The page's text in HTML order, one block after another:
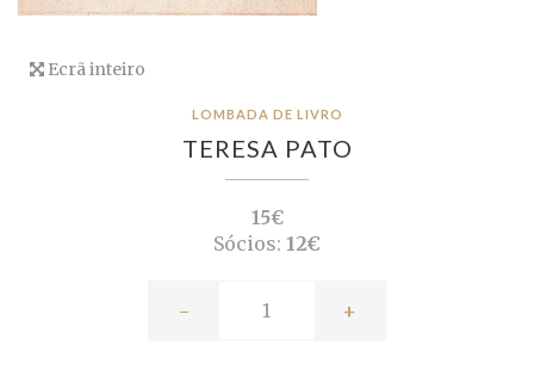
Ecrã inteiro
LOMBADA DE LIVRO
TERESA PATO
15€
Sócios: 12€
- +